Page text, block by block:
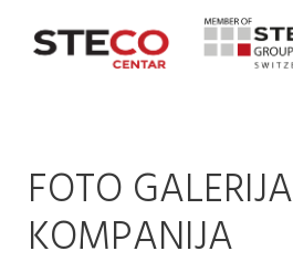
FOTO GALERIJA
KOMPANIJA